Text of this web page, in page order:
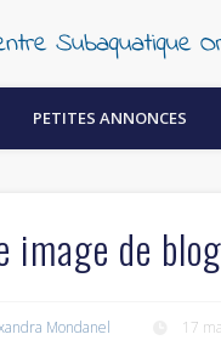
sous-marine à Orléans !
PETITES ANNONCES
image de blog
Mondanel 17